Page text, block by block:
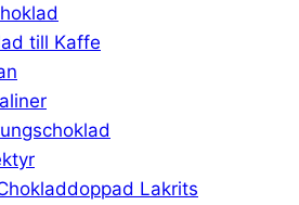
till Kaffe
Lakrits